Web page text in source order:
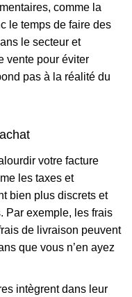
comme la
le temps de faire des
le secteur et
vente pour éviter
pas à la réalité du
votre facture
les taxes et
bien plus discrets et
Par exemple, les frais
de livraison peuvent
que vous n’en ayez
intègrent dans leur